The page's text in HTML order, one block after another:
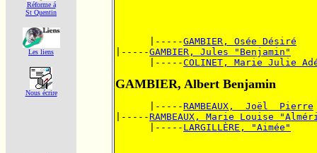
Réforme á
St Quentin
Les liens
Nous écrire
      |-----
GAMBIER, Osée Désiré
|-----GAMBIER, Jules "Benjamin"
      |-----
COLINET, Marie Julie
GAMBIER, Albert Benjamin
      |-----
RAMBEAUX,  Joël  Pierre
|-----RAMBEAUX, Marie Louise
      |-----
LARGILLÈRE, "Aimée"